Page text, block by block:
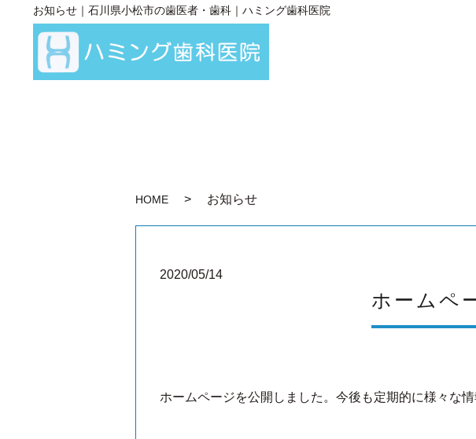
お知らせ｜石川県小松市の歯医者・歯科｜ハミング歯科医院
HOME お知らせ
2020/05/14
ホームペ
ホームページを公開しました。今後も定期的に様々な